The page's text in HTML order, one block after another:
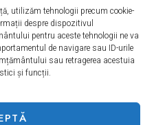
utilizăm tehnologii precum cookie-
despre dispozitivul
pentru aceste tehnologii ne va
de navigare sau ID-urile
sau retragerea acestuia
și funcții.